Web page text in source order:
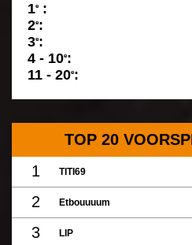
1e:
2e:
3e:
4 - 10e:
11 - 20e:
TOP 20
1
TITI69
2 Etbouuuum
3 LIP